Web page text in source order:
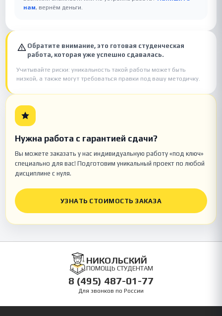
нам, вернём деньги.
Обратите внимание, это готовая студенческая
работа, которая уже успешно сдавалась.
Учитывайте риски: уникальность такой работы может быть
низкой, а также могут требоваться правки под вашу методичку.
Нужна работа с гарантией сдачи?
Вы можете заказать у нас индивидуальную работу «под ключ»
специально для вас! Подготовим уникальный проект по любой
дисциплине с нуля.
УЗНАТЬ СТОИМОСТЬ ЗАКАЗА
НИКОЛЬСКИЙ
ПОМОЩЬ СТУДЕНТАМ
8 (495) 487-01-77
Для звонков по России